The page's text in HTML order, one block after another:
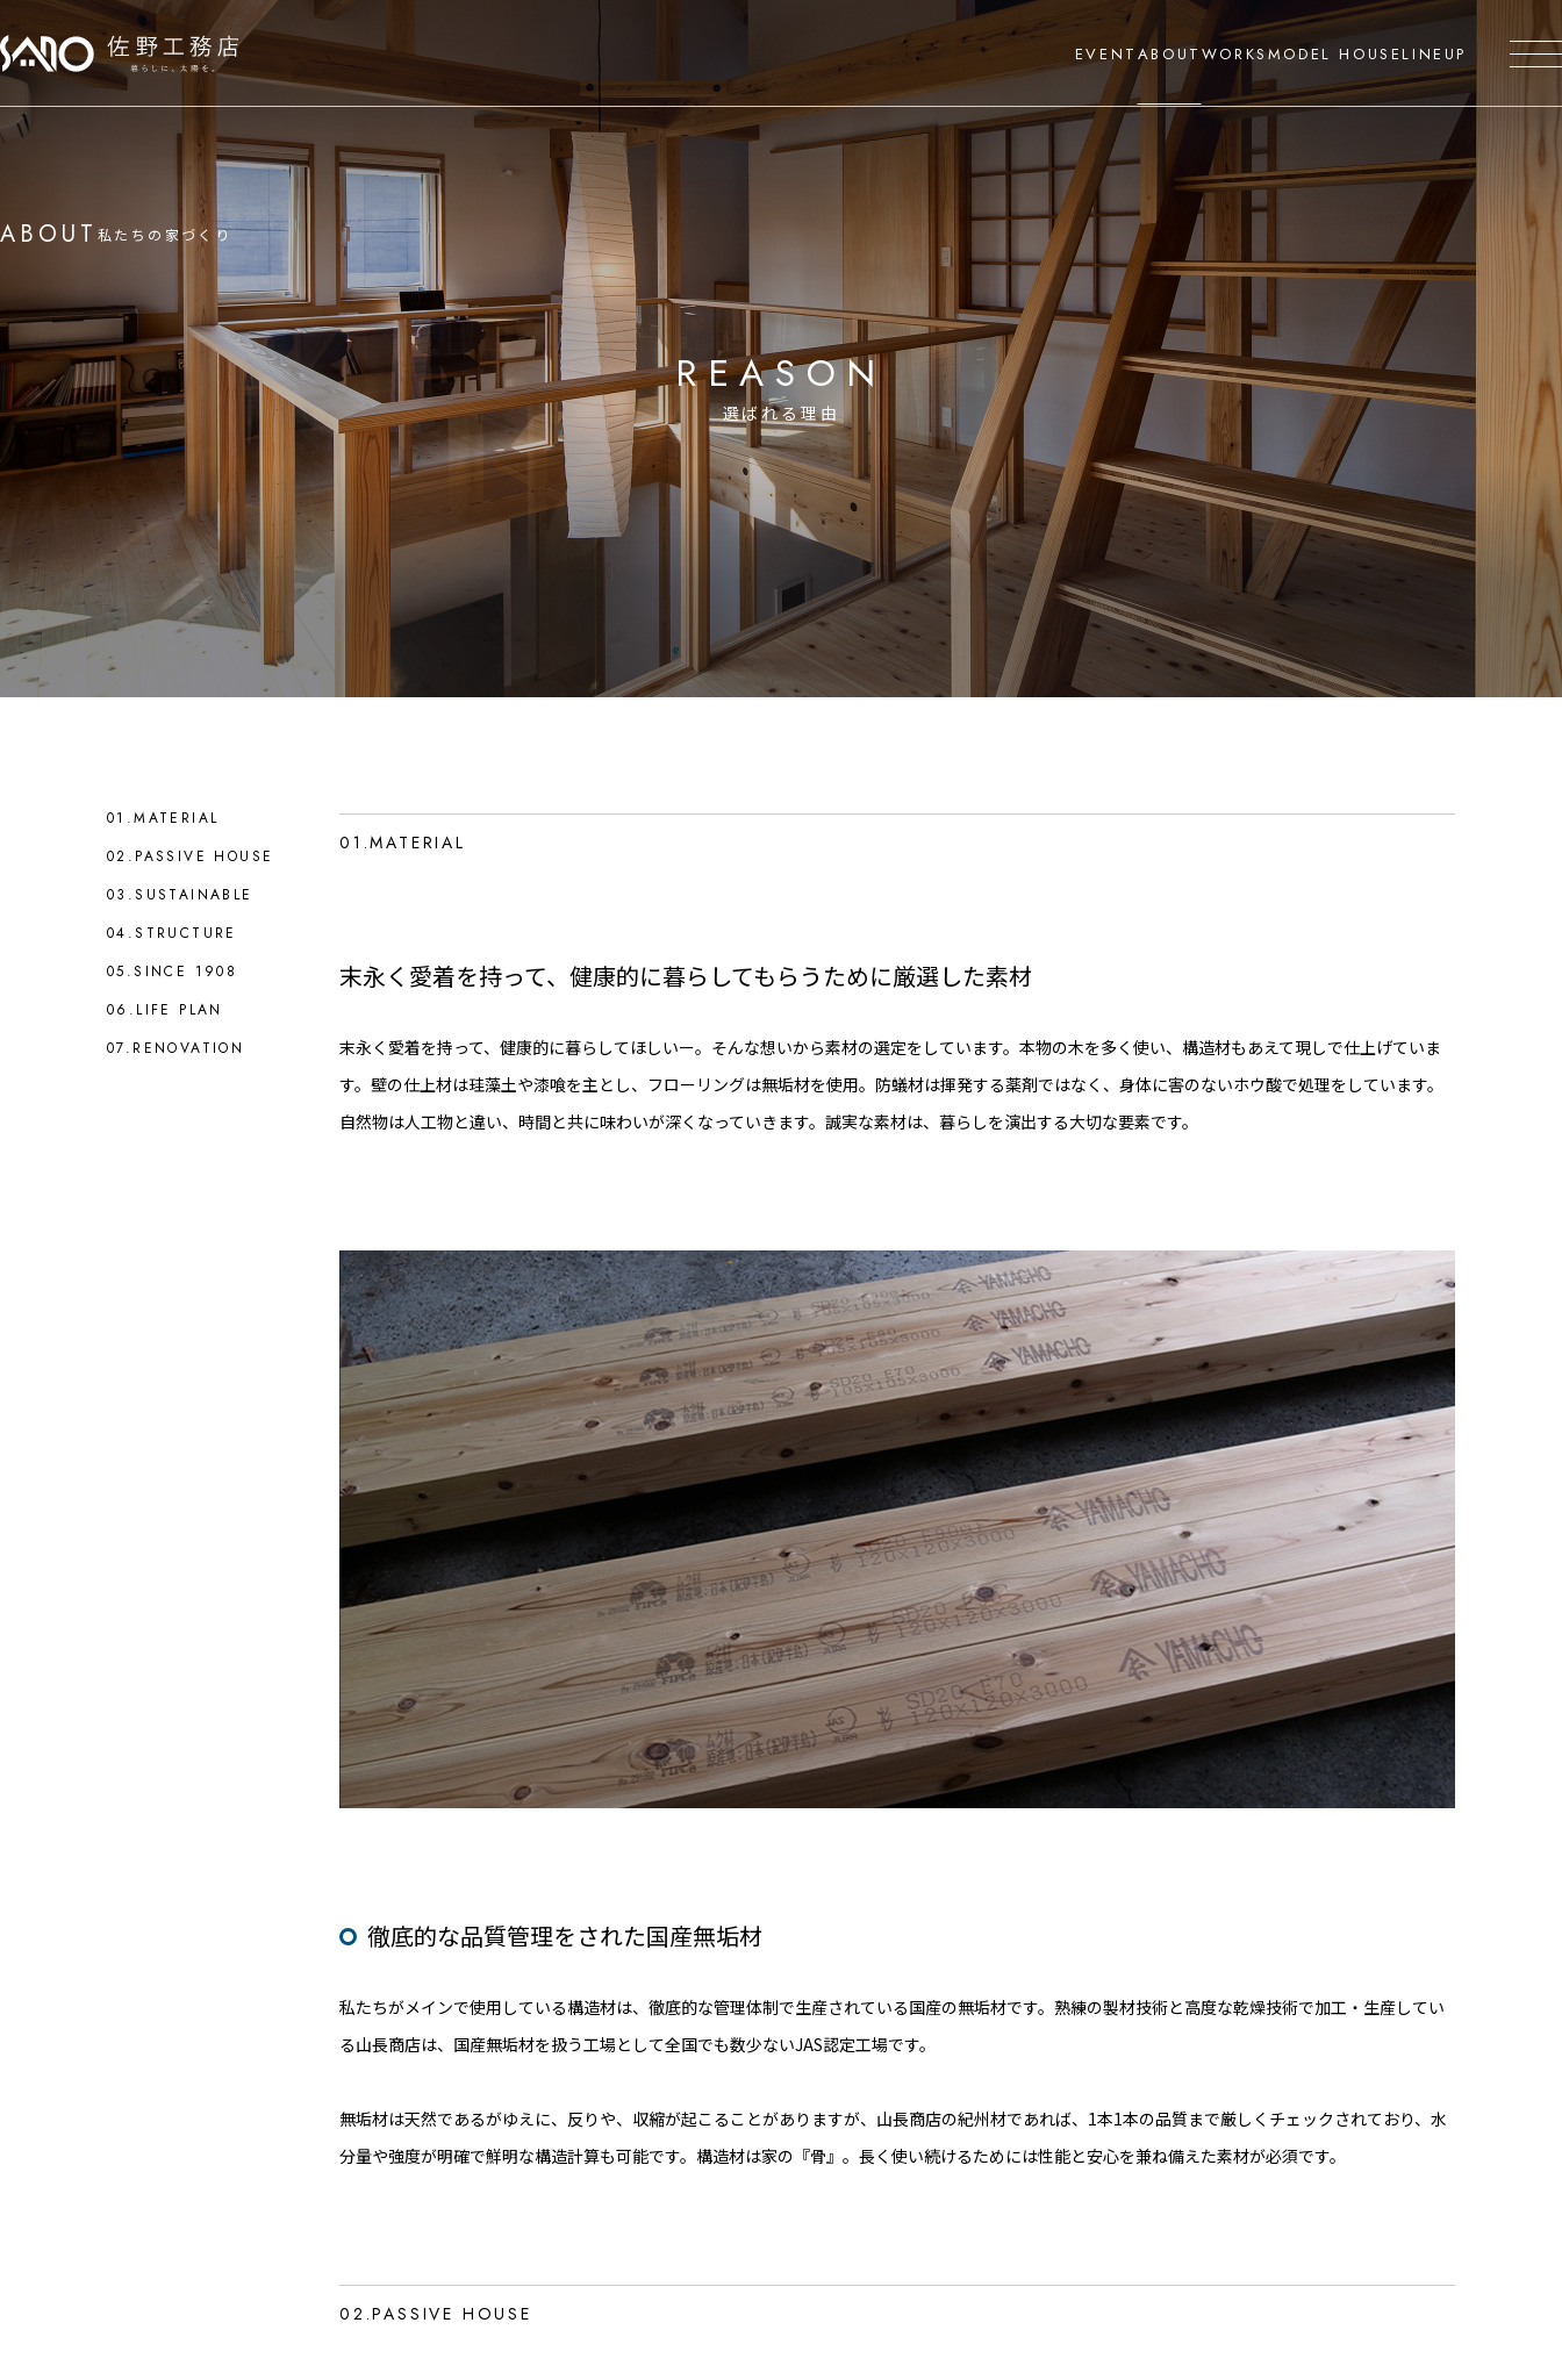
EVENT ABOUT WORKSMODEL HOUSELINEUP
ABOUT 私たちの家づくり
REASON
選ばれる理由
01.MATERIAL
02.PASSIVE HOUSE
03.SUSTAINABLE
04.STRUCTURE
05.SINCE 1908
06.LIFE PLAN
07.RENOVATION
01.MATERIAL
末永く愛着を持って、 健康的に暮らしてもらうために厳選した素材
末永く愛着を持って、健康的に暮らしてほしいー。そんな想いから素材の選定をしています。本物の木を多く使い、構造材もあえて現しで仕上げていま
す。壁の仕上材は珪藻土や漆喰を主とし、フローリングは無垢材を使用。防蟻材は揮発する薬剤ではなく、身体に害のないホウ酸で処理をしています。
自然物は人工物と違い、時間と共に味わいが深くなっていきます。誠実な素材は、暮らしを演出する大切な要素です。
徹底的な品質管理をされた国産無垢材
私たちがメインで使用している構造材は、徹底的な管理体制で生産されている国産の無垢材です。熟練の製材技術と高度な乾燥技術で加工・生産してい
る山長商店は、国産無垢材を扱う工場として全国でも数少ないJAS認定工場です。
無垢材は天然であるがゆえに、反りや、収縮が起こることがありますが、山長商店の紀州材であれば、1本1本の品質まで厳しくチェックされており、水
分量や強度が明確で鮮明な構造計算も可能です。構造材は家の『骨』。長く使い続けるためには性能と安心を兼ね備えた素材が必須です。
02.PASSIVE HOUSE